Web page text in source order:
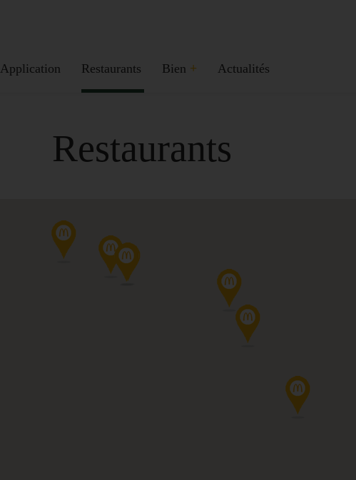
Application Restaurants Bien + Actualités
Restaurants